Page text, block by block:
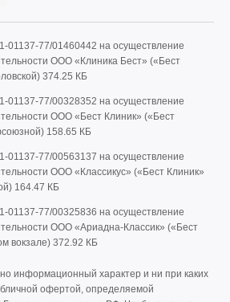
77/01460442 на осуществление
ООО «Клиника Бест» («Бест
374.25 КБ
77/00328352 на осуществление
ООО «Бест Клиник» («Бест
158.65 КБ
77/00563137 на осуществление
ООО «Классикус» («Бест Клиник»
164.47 КБ
77/00325836 на осуществление
ООО «Ариадна-Классик» («Бест
вокзале) 372.92 КБ
информационный характер и ни при каких
офертой, определяемой